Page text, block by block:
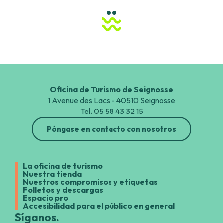
La Maison de l'Oralité et du Patrimoine
Grottes Préhistoriques de Sare
..
Oficina de Turismo de Seignosse
1 Avenue des Lacs - 40510 Seignosse
Tel. 05 58 43 32 15
Póngase en contacto con nosotros
La oficina de turismo
Nuestra tienda
Nuestros compromisos y etiquetas
Folletos y descargas
Espacio pro
Accesibilidad para el público en general
Síganos.